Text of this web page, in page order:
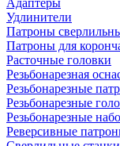
Адаптеры
Удлинители
Патроны
Патроны для
Расточные головки
Резьбонарезная
Резьбонарезные
Резьбонарезные
Резьбонарезные
Реверсивные